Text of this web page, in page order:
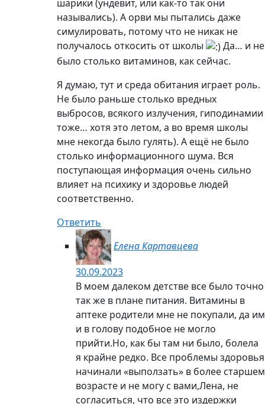
Следуй за мной
Подписка на YouTube
Свежие записи
Лимфатическая система и здоровье
человека. Зачем нужна лимфо...
От того, в каком состоянии
лимфатическая система человека, …
Читать далее
Как снизить уровень сахара в
крови. Полезные советы...
Повышение уровня сахара в крови
является типичным признаком …